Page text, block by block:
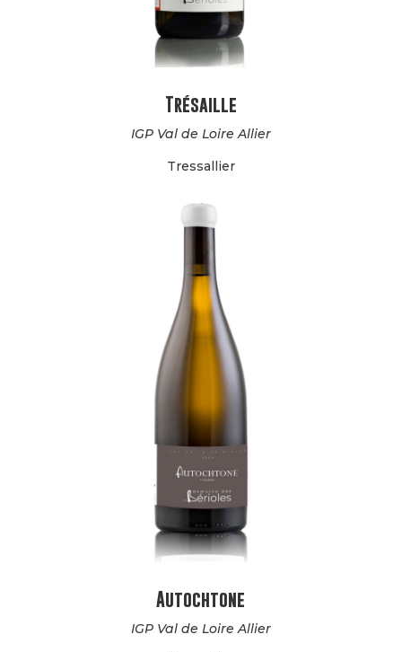
Trésaille
IGP Val de Loire Allier
Tressallier
Autochtone
IGP Val de Loire Allier